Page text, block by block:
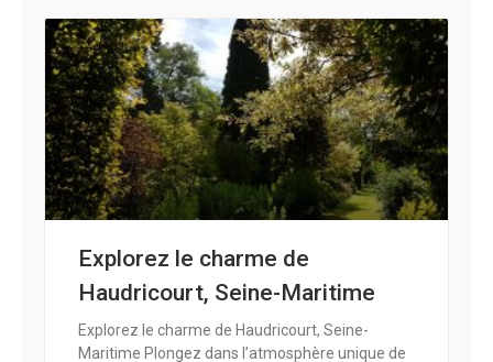
Explorez le charme de
Haudricourt, Seine-Maritime
Explorez le charme de Haudricourt, Seine-
Maritime Plongez dans l’atmosphère unique de